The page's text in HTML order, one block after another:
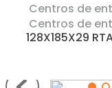
Centros de
Centros de
128X185X29